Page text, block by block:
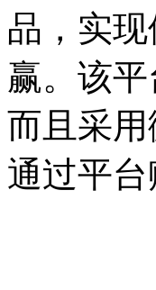
品，实
赢。该
而且采
通过平